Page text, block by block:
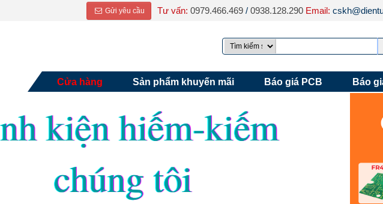
Gửi yêu cầu Tư vấn: 0979.466.469 / 0938.128.290 Email:
Cửa hàng Sản phẩm khuyến mãi Báo giá PCB Báo